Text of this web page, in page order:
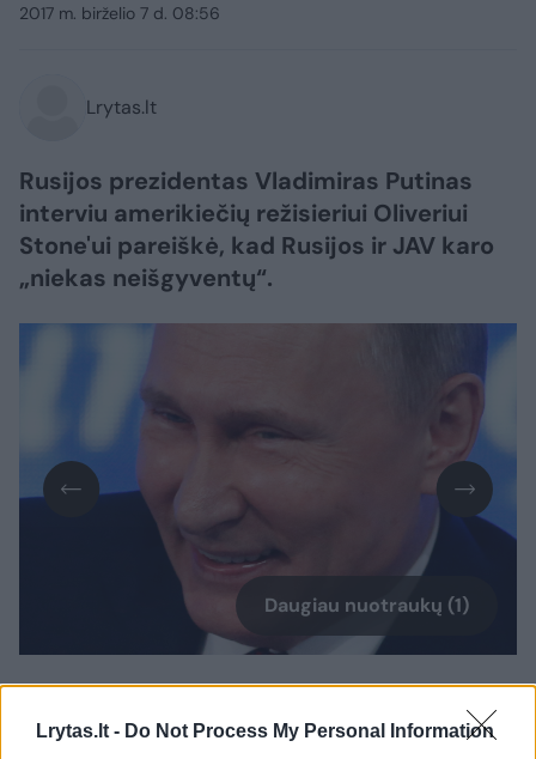
Lrytas.lt - Do Not Process My Personal Information
2017 m. birželio 7 d. 08:56
Lrytas.lt
Rusijos prezidentas Vladimiras Putinas
interviu amerikiečių režisieriui Oliveriui
Stone'ui pareiškė, kad Rusijos ir JAV karo
„niekas neišgyventų“.
Daugiau nuotraukų (1)
„Ar JAV dominuotų „karšto“ karo atveju?“ –
Rusijos lyderio paklausė O.Stone'as. Šis kino